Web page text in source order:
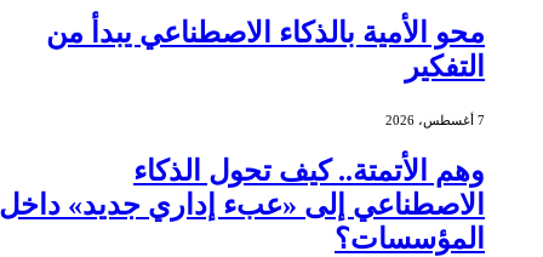
محو الأمية بالذكاء الاصطناعي يبدأ من
التفكير
7 أغسطس، 2026
وهم الأتمتة.. كيف تحول الذكاء
الاصطناعي إلى «عبء إداري جديد» داخل
المؤسسات؟